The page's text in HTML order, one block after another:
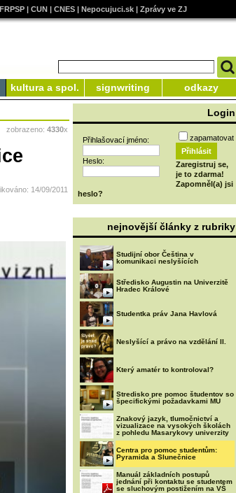
FRPSP| CUN| CNES| Nepocujuci.sk| Zprávy ve ZJ
kultura a spol. signwriting odkazy
zobrazeno: 4330x
14/09/2011
Login
Přihlašovací jméno:
Heslo:
zapamatovat
Zaregistruj se,
je to zdarma!
Zapomněl(a) jsi
heslo?
nejnovější články z rubriky
Studijní obor Čeština v
komunikaci neslyšících
Středisko Augustin na Univerzitě
Hradec Králové
Studentka práv Jana Havlová
Neslyšící a právo na vzdělání II.
Který amatér to kontroloval?
Stredisko pre pomoc študentov so
špecifickými požadavkami MU
Znakový jazyk, tlumočnictví a
vizualizace na vysokých školách
z pohledu Masarykovy univerzity
Centra pro pomoc studentům:
Pyramida a Slunečnice
Manuál základních postupů
jednání při kontaktu se studentem
se sluchovým postižením na VŠ